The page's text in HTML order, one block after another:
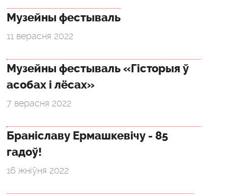
Музейны фестываль
11 верасня 2022
Музейны фестываль «Гісторыя ў
асобах і лёсах»
7 верасня 2022
Браніславу Ермашкевічу - 85
гадоў!
16 жніўня 2022